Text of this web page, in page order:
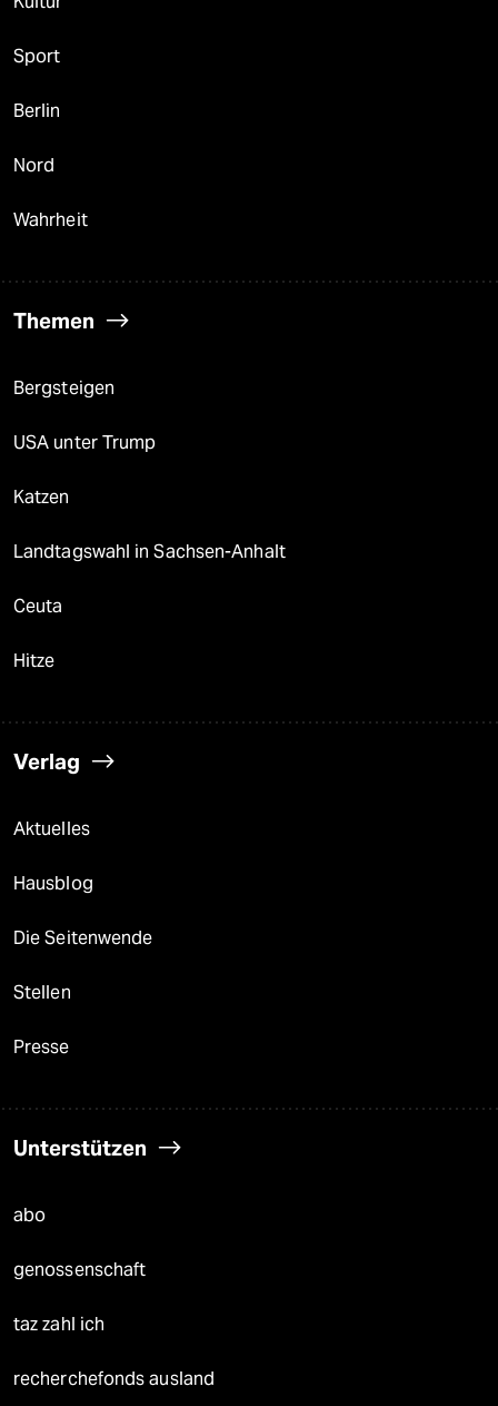
Sport
Berlin
Nord
Wahrheit
Themen
Bergsteigen
USA unter Trump
Katzen
Landtagswahl in Sachsen-Anhalt
Ceuta
Hitze
Verlag
Aktuelles
Hausblog
Die Seitenwende
Stellen
Presse
Unterstützen
abo
genossenschaft
taz zahl ich
recherchefonds ausland